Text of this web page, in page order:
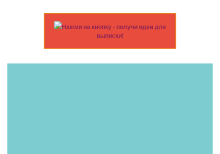
Нажми на кнопку - получи идеи для
выписки!